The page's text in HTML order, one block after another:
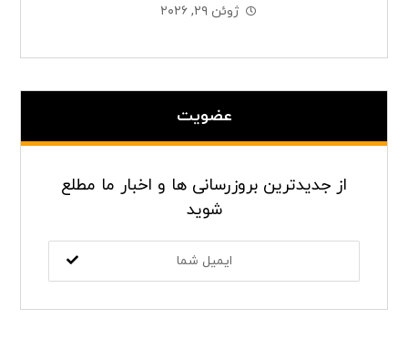
ژوئن ۲۹, ۲۰۲۶
عضویت
از جدیدترین بروزرسانی ها و اخبار ما مطلع
شوید